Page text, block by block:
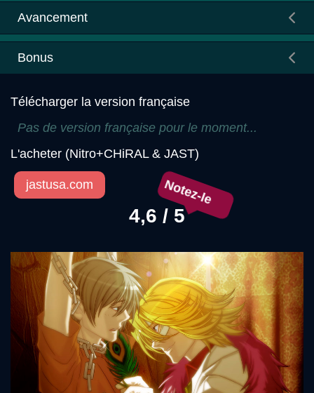
Avancement
Bonus
Télécharger la version française
Pas de version française pour le moment...
L'acheter (Nitro+CHiRAL & JAST)
jastusa.com Notez-le
4,6 / 5
Précédent